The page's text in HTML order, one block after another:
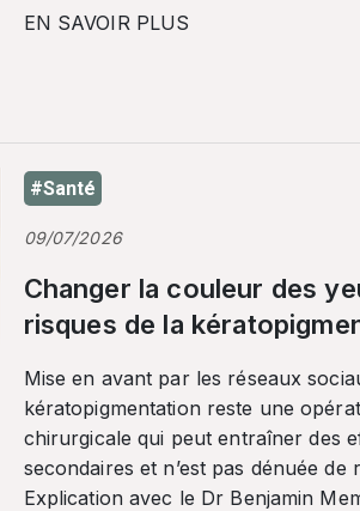
EN SAVOIR PLUS
#Santé
09/07/2026
Changer la couleur des
risques de la
Mise en avant par les réseaux
kératopigmentation reste une
chirurgicale qui peut entraîner des
secondaires et n’est pas dénuée de
Explication avec le Dr Benjamin